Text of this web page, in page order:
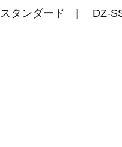
スタンダード DZ-